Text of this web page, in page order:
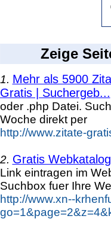
Zeige
1. Mehr als 5900
Gratis | Suchergeb...
oder .php Datei.
Woche direkt per
http://www.zitate-
2. Gratis
Link eintragen im
Suchbox fuer Ihre
http://www.xn--